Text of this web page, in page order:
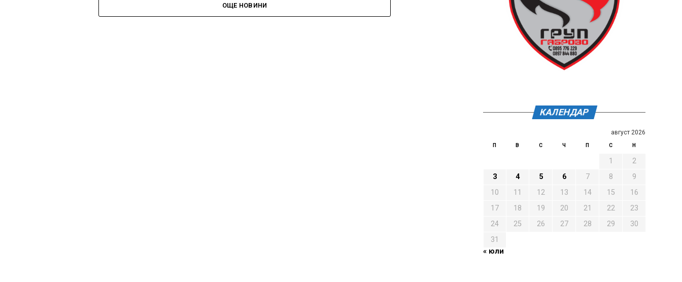
ОЩЕ НОВИНИ
КАЛЕНДАР
август 2026
П В С Ч П С Н
1
2
3
4 5 6 7 8
9
10
11 12 13 14 15
16
17
18 19 20 21 22
23
24
25 26 27 28 29
30
31
« юли